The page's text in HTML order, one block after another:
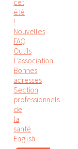
cet
été
!
Nouvelles
FAQ
Outils
L'association
Bonnes
adresses
Section
professionnels
de
la
santé
English